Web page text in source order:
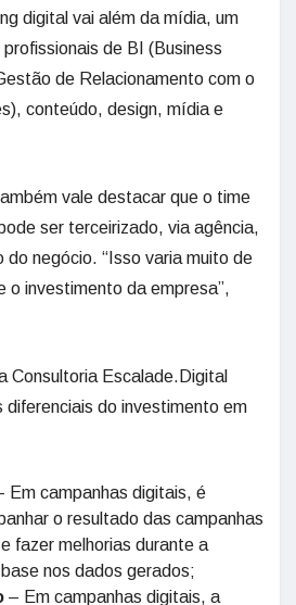
digital vai além da mídia, um
de BI (Business
de Relacionamento com o
conteúdo, design, mídia e
vale destacar que o time
ser terceirizado, via agência,
negócio. “Isso varia muito de
o investimento da empresa”,
Consultoria Escalade.Digital
diferenciais do investimento em
Em campanhas digitais, é
o resultado das campanhas
fazer melhorias durante a
nos dados gerados;
– Em campanhas digitais, a